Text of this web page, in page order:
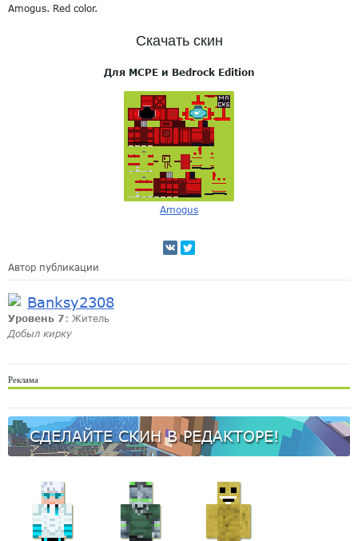
Amogus. Red color.
Скачать скин
Для MCPE и Bedrock Edition
Amogus
Автор публикации
Banksy2308
Уровень 7 : Житель
Добыл кирку
Реклама
СДЕЛАЙТЕ СКИН В РЕДАКТОРЕ!